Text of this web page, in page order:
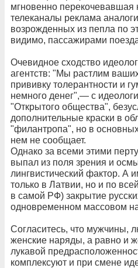
мгновенно перекочевавшая
телеканалы реклама
возрожденных из пепла по
видимо, пассажирами
Очевидное сходство
агентств: "Мы растлим
прививку толерантности и
немного денег",— с
"Открытого общества",
дополнительные краски в
"филантропа", но в
нем не сообщает.
Однако за всеми этими
выпал из поля зрения и
лингвистический фактор. А
только в Латвии, но и по
в самой РФ) закрытие
одновременном массовом
Согласитесь, что мужчины,
женские наряды, а равно и
лукавой
комплексуют и при смене